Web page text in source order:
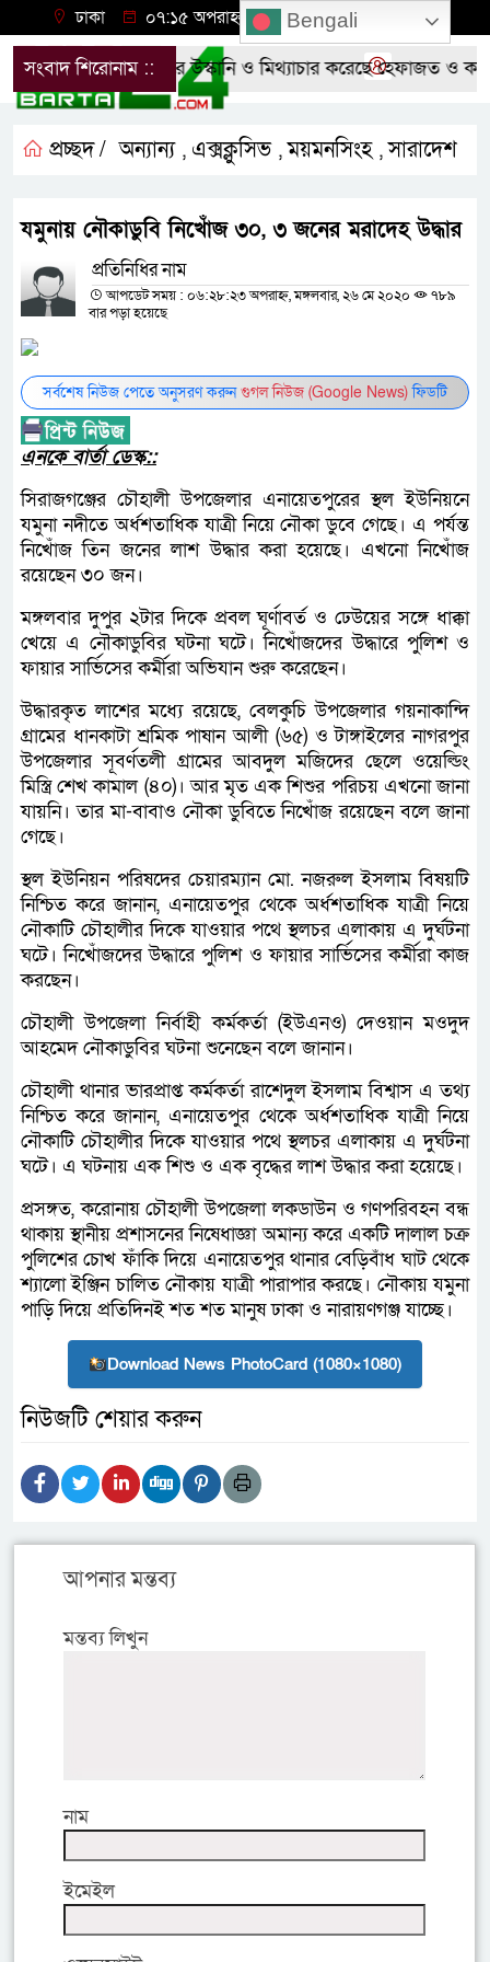
ঢাকা ০৭:১৫ অপরাহ্ন, বৃহস্পতিবার, ০৬ অগাস্ট ২০২৬
সংবাদ শিরোনাম ::
শর্ত লঙ্ঘন করে উস্কানি ও মিথ্যাচার করেছে হেফাজত ও
প্রচ্ছদ / অন্যান্য , এক্সক্লুসিভ ,ময়মনসিংহ ,সারাদেশ
যমুনায় নৌকাডুবি নিখোঁজ ৩০, ৩ জনের মরাদেহ উদ্ধার
প্রতিনিধির নাম
আপডেট সময় : ০৬:২৮:২৩ অপরাহ্ন, মঙ্গলবার, ২৬ মে ২০২০
৭৮৯
বার পড়া হয়েছে
সর্বশেষ নিউজ পেতে অনুসরণ করুনগুগল নিউজ (Google News)ফিডটি
এনকে বার্তা ডেস্ক::
সিরাজগঞ্জের চৌহালী উপজেলার এনায়েতপুরের স্থল ইউনিয়নে
যমুনা নদীতে অর্ধশতাধিক যাত্রী নিয়ে নৌকা ডুবে গেছে। এ পর্যন্ত
নিখোঁজ তিন জনের লাশ উদ্ধার করা হয়েছে। এখনো নিখোঁজ
রয়েছেন ৩০ জন।
মঙ্গলবার দুপুর ২টার দিকে প্রবল ঘূর্ণাবর্ত ও ঢেউয়ের সঙ্গে ধাক্কা
খেয়ে এ নৌকাডুবির ঘটনা ঘটে। নিখোঁজদের উদ্ধারে পুলিশ ও
ফায়ার সার্ভিসের কর্মীরা অভিযান শুরু করেছেন।
উদ্ধারকৃত লাশের মধ্যে রয়েছে, বেলকুচি উপজেলার গয়নাকান্দি
গ্রামের ধানকাটা শ্রমিক পাষান আলী (৬৫) ও টাঙ্গাইলের নাগরপুর
উপজেলার সূবর্ণতলী গ্রামের আবদুল মজিদের ছেলে ওয়েল্ডিং
মিস্ত্রি শেখ কামাল (৪০)। আর মৃত এক শিশুর পরিচয় এখনো জানা
যায়নি। তার মা-বাবাও নৌকা ডুবিতে নিখোঁজ রয়েছেন বলে জানা
গেছে।
স্থল ইউনিয়ন পরিষদের চেয়ারম্যান মো. নজরুল ইসলাম বিষয়টি
নিশ্চিত করে জানান, এনায়েতপুর থেকে অর্ধশতাধিক যাত্রী নিয়ে
নৌকাটি চৌহালীর দিকে যাওয়ার পথে স্থলচর এলাকায় এ দুর্ঘটনা
ঘটে। নিখোঁজদের উদ্ধারে পুলিশ ও ফায়ার সার্ভিসের কর্মীরা কাজ
করছেন।
চৌহালী উপজেলা নির্বাহী কর্মকর্তা (ইউএনও) দেওয়ান মওদুদ
আহমেদ নৌকাডুবির ঘটনা শুনেছেন বলে জানান।
চৌহালী থানার ভারপ্রাপ্ত কর্মকর্তা রাশেদুল ইসলাম বিশ্বাস এ তথ্য
নিশ্চিত করে জানান, এনায়েতপুর থেকে অর্ধশতাধিক যাত্রী নিয়ে
নৌকাটি চৌহালীর দিকে যাওয়ার পথে স্থলচর এলাকায় এ দুর্ঘটনা
ঘটে। এ ঘটনায় এক শিশু ও এক বৃদ্ধের লাশ উদ্ধার করা হয়েছে।
প্রসঙ্গত, করোনায় চৌহালী উপজেলা লকডাউন ও গণপরিবহন বন্ধ
থাকায় স্থানীয় প্রশাসনের নিষেধাজ্ঞা অমান্য করে একটি দালাল চক্র
পুলিশের চোখ ফাঁকি দিয়ে এনায়েতপুর থানার বেড়িবাঁধ ঘাট থেকে
শ্যালো ইঞ্জিন চালিত নৌকায় যাত্রী পারাপার করছে। নৌকায় যমুনা
পাড়ি দিয়ে প্রতিদিনই শত শত মানুষ ঢাকা ও নারায়ণগঞ্জ যাচ্ছে।
Download News PhotoCard (1080×1080)
নিউজটি শেয়ার করুন
আপনার মন্তব্য
মন্তব্য লিখুন
নাম
ইমেইল
Bengali